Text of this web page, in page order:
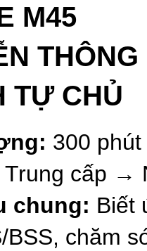
M45
TỰ CHỦ
300 phút
Trung cấp →
chung: Biết
BSS, chăm